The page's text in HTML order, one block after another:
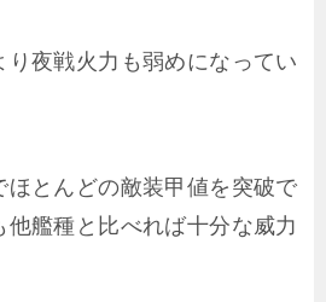
夜戦火力も弱めになってい
とんどの敵装甲値を突破で
艦種と比べれば十分な威力